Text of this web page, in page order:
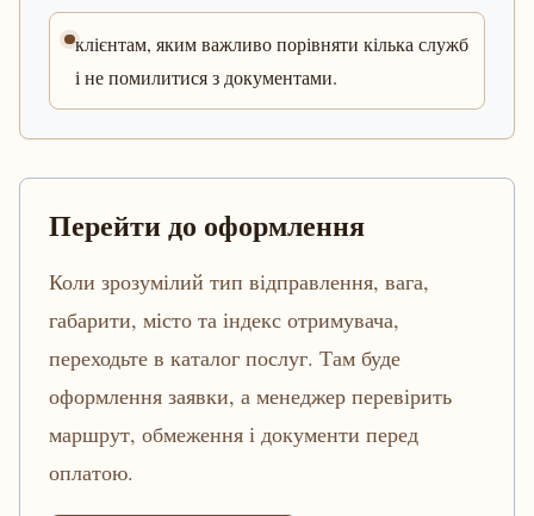
клієнтам, яким важливо порівняти кілька служб
і не помилитися з документами.
Перейти до оформлення
Коли зрозумілий тип відправлення, вага,
габарити, місто та індекс отримувача,
переходьте в каталог послуг. Там буде
оформлення заявки, а менеджер перевірить
маршрут, обмеження і документи перед
оплатою.